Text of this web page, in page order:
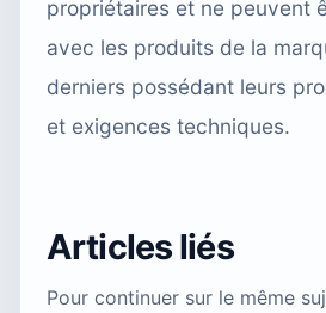
propriétaires et ne peuvent
avec les produits de la
derniers possédant leurs
et exigences techniques.
Articles liés
Pour continuer sur le même